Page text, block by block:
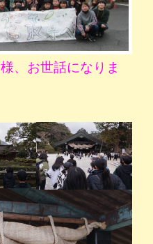
、お世話になりま